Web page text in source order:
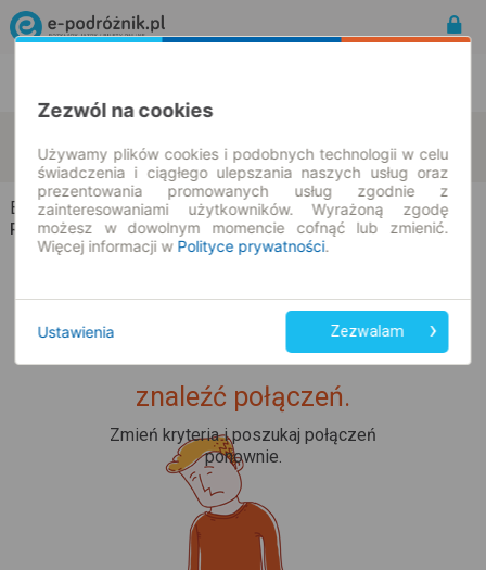
08.08.2026 | -- : --
zmień kryteria
Bobrów → Kraków
Rozkład jazdy i bilety
Upss... Nie udało nam się
znaleźć połączeń.
Zmień kryteria i poszukaj połączeń
ponownie.
Zezwól na cookies
Używamy plików cookies i podobnych technologii w celu
świadczenia i ciągłego ulepszania naszych usług oraz
prezentowania promowanych usług zgodnie z
zainteresowaniami użytkowników. Wyrażoną zgodę
możesz w dowolnym momencie cofnąć lub zmienić.
Więcej informacji w Polityce prywatności.
Ustawienia Zezwalam